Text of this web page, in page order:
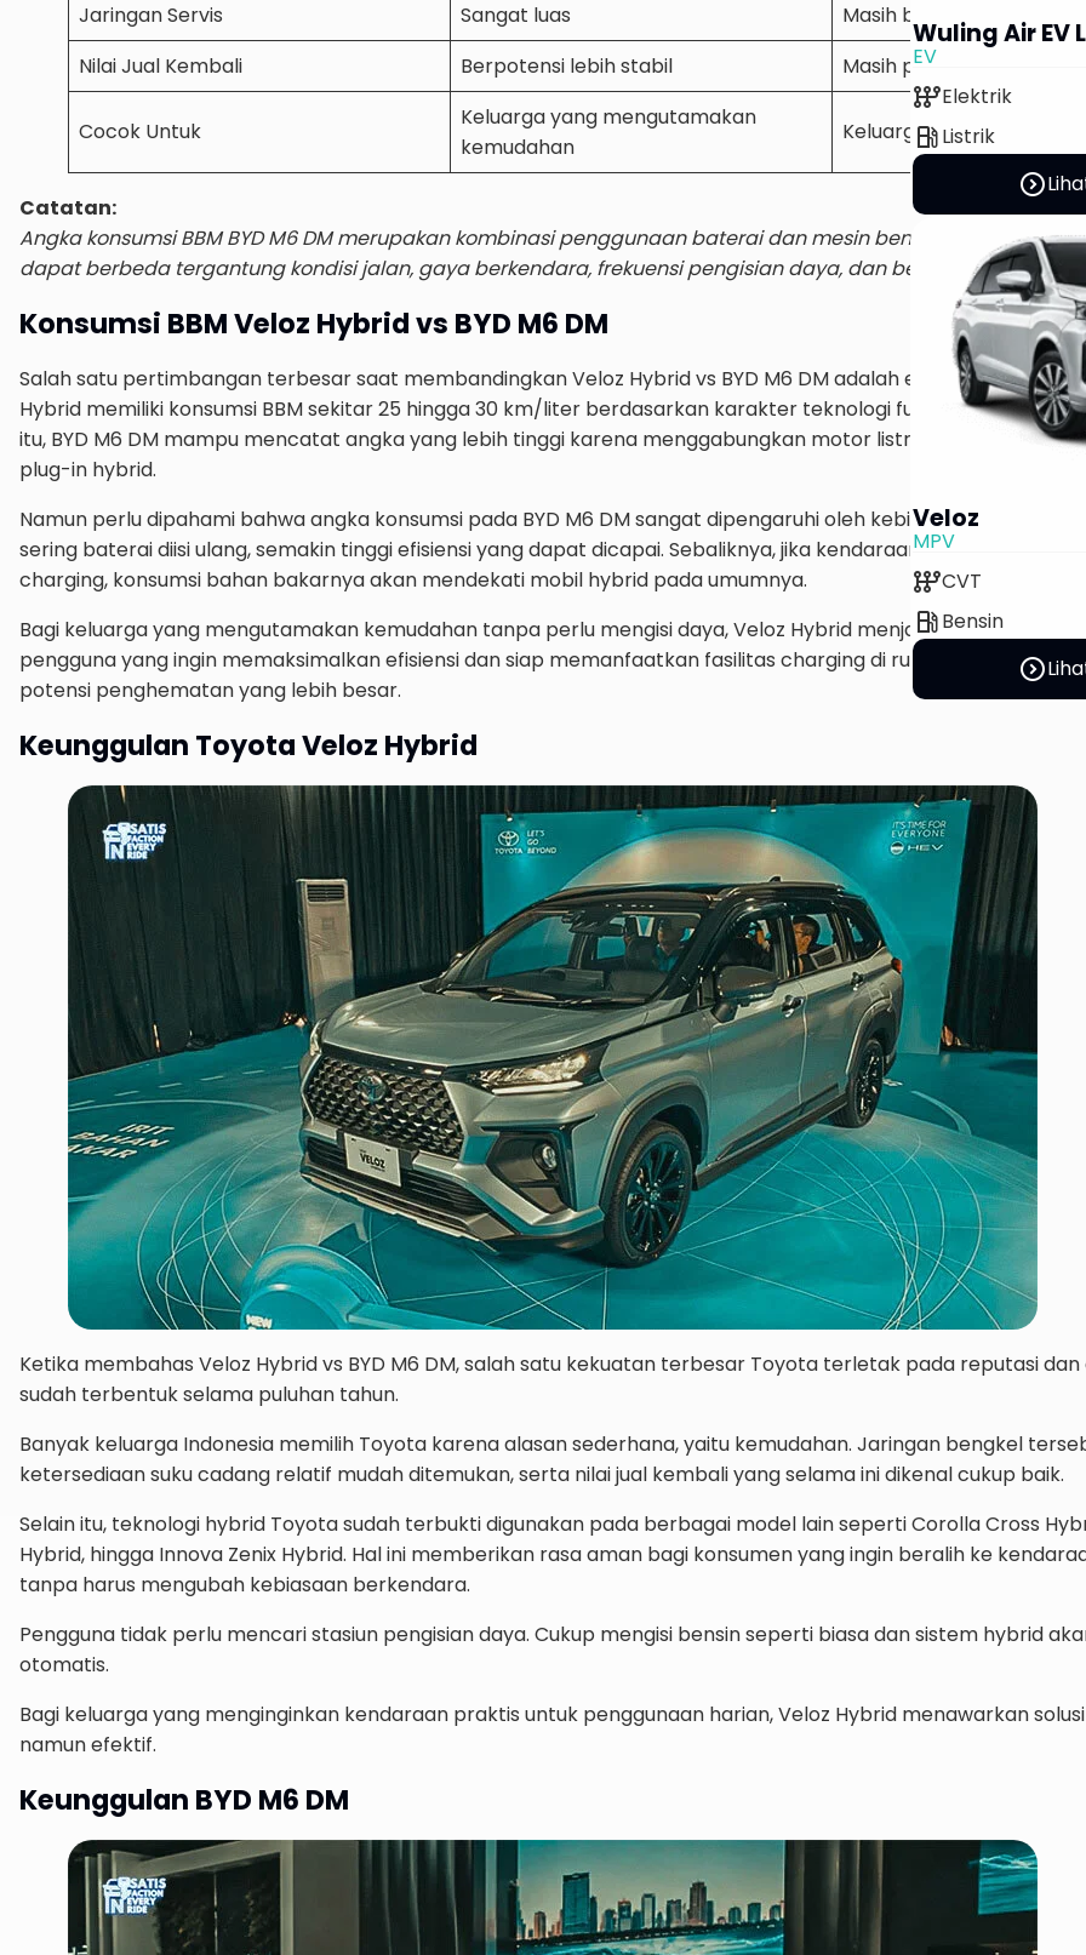
Jaringan Servis
Sangat luas
Masih berkembang
Nilai Jual Kembali
Berpotensi lebih stabil Masih perlu pembuktian
Cocok Untuk
Keluarga yang mengutamakan
kemudahan
Keluarga yang ingin
Catatan:
Angka konsumsi BBM BYD M6 DM merupakan kombinasi penggunaan baterai dan mesin bensin (plug-in
dapat berbeda tergantung kondisi jalan, gaya berkendara, frekuensi pengisian daya, dan beban kendaraan.
Konsumsi BBM Veloz Hybrid vs BYD M6 DM
Salah satu pertimbangan terbesar saat membandingkan Veloz Hybrid vs BYD M6 DM adalah efisiensi bahan
Hybrid memiliki konsumsi BBM sekitar 25 hingga 30 km/liter berdasarkan karakter teknologi full hybrid yang
itu, BYD M6 DM mampu mencatat angka yang lebih tinggi karena menggabungkan motor listrik dan mesin
plug-in hybrid.
Namun perlu dipahami bahwa angka konsumsi pada BYD M6 DM sangat dipengaruhi oleh kebiasaan pengisian
sering baterai diisi ulang, semakin tinggi efisiensi yang dapat dicapai. Sebaliknya, jika kendaraan lebih sering
charging, konsumsi bahan bakarnya akan mendekati mobil hybrid pada umumnya.
Bagi keluarga yang mengutamakan kemudahan tanpa perlu mengisi daya, Veloz Hybrid menjadi pilihan praktis.
pengguna yang ingin memaksimalkan efisiensi dan siap memanfaatkan fasilitas charging di rumah, BYD M6 DM
potensi penghematan yang lebih besar.
Keunggulan Toyota Veloz Hybrid
Ketika membahas Veloz Hybrid vs BYD M6 DM, salah satu kekuatan terbesar Toyota terletak pada reputasi
sudah terbentuk selama puluhan tahun.
Banyak keluarga Indonesia memilih Toyota karena alasan sederhana, yaitu kemudahan. Jaringan bengkel
ketersediaan suku cadang relatif mudah ditemukan, serta nilai jual kembali yang selama ini dikenal cukup baik.
Selain itu, teknologi hybrid Toyota sudah terbukti digunakan pada berbagai model lain seperti Corolla Cross
Hybrid, hingga Innova Zenix Hybrid. Hal ini memberikan rasa aman bagi konsumen yang ingin beralih ke
tanpa harus mengubah kebiasaan berkendara.
Pengguna tidak perlu mencari stasiun pengisian daya. Cukup mengisi bensin seperti biasa dan sistem hybrid
otomatis.
Bagi keluarga yang menginginkan kendaraan praktis untuk penggunaan harian, Veloz Hybrid menawarkan
namun efektif.
Keunggulan BYD M6 DM
Wuling Air EV
EV
auto_transmissionElektrik
local_gas_stationListrik
expand_circle_right
Veloz
MPV
auto_transmissionCVT
local_gas_stationBensin
expand_circle_right